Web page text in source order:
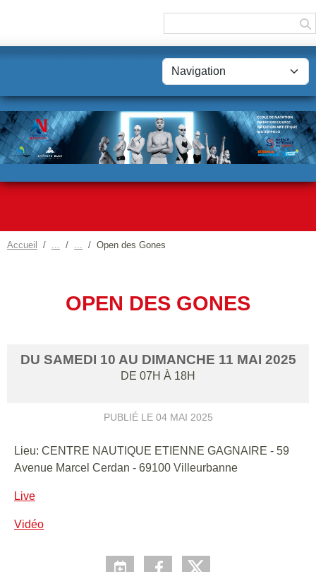
Accueil Open des Gones
OPEN DES GONES
DU SAMEDI 10 AU DIMANCHE 11 MAI 2025
DE 07H À 18H
PUBLIÉ LE 04 MAI 2025
Lieu: CENTRE NAUTIQUE ETIENNE GAGNAIRE - 59
Avenue Marcel Cerdan - 69100 Villeurbanne
Live
Vidéo